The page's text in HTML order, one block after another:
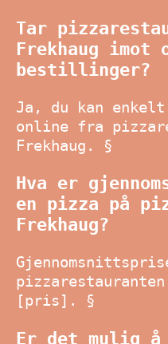
Tar
Frekhaug imot
bestillinger?
Ja, du kan
online fra
Frekhaug. §
Hva er
en pizza på
Frekhaug?
[pris]. §
Er det mulig å